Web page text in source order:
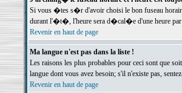
Si vous �tes s�r d'avoir choisi le bon fuseau
durant l'�t�, l'heure sera d�cal�e d'une heure
Revenir en haut de page
Ma langue n'est pas dans la liste !
Les raisons les plus probables pour ceci sont que
langue dont vous avez besoin; s'il n'existe pas,
Revenir en haut de page